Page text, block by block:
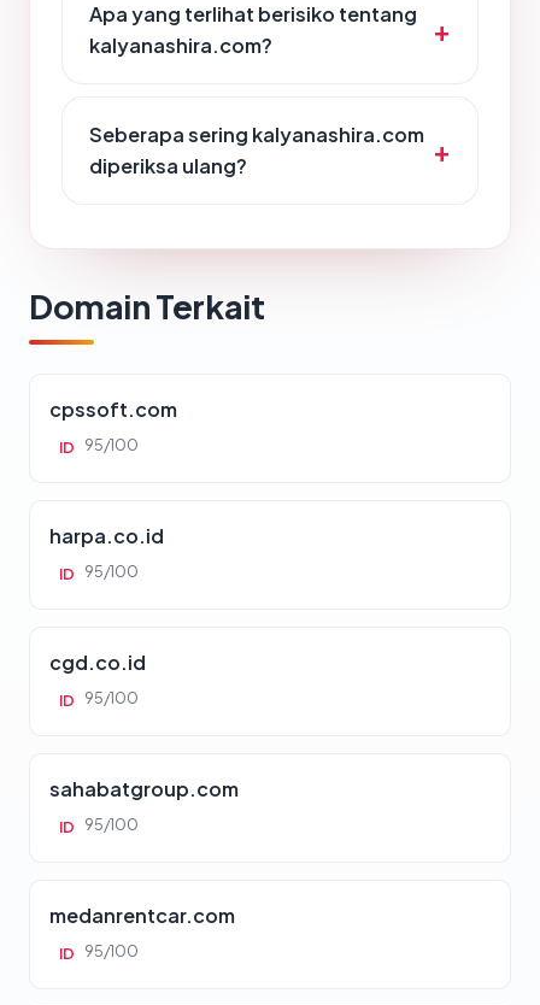
Apa yang terlihat berisiko tentang
kalyanashira.com?
Seberapa sering kalyanashira.com
diperiksa ulang?
Domain Terkait
cpssoft.com
ID 95/100
harpa.co.id
ID 95/100
cgd.co.id
ID 95/100
sahabatgroup.com
ID 95/100
medanrentcar.com
ID 95/100